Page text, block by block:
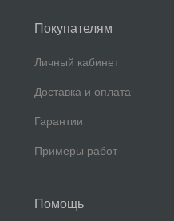
Покупателям
Личный кабинет
Доставка и оплата
Гарантии
Примеры работ
Помощь